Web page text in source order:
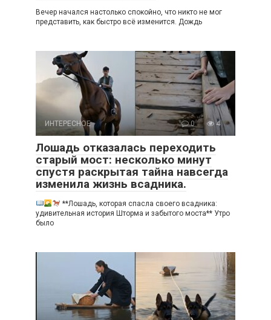
Вечер начался настолько спокойно, что никто не мог
представить, как быстро всё изменится. Дождь
ИНТЕРЕСНОЕ 0 4
Лошадь отказалась переходить
старый мост: несколько минут
спустя раскрытая тайна навсегда
изменила жизнь всадника.
**Лошадь, которая спасла своего всадника:
удивительная история Шторма и забытого моста** Утро
было